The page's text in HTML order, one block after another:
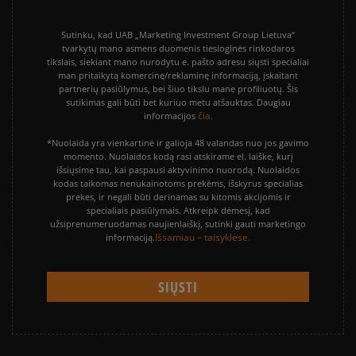
Sutinku, kad UAB „Marketing Investment Group Lietuva“
tvarkytų mano asmens duomenis tiesioginės rinkodaros
tikslais, siekiant mano nurodytu e. pašto adresu siųsti specialiai
man pritaikytą komercinę/reklaminę informaciją, įskaitant
partnerių pasiūlymus, bei šiuo tikslu mane profiliuotų. Šis
sutikimas gali būti bet kuriuo metu atšauktas. Daugiau
informacijos čia.
*Nuolaida yra vienkartinė ir galioja 48 valandas nuo jos gavimo
momento. Nuolaidos kodą rasi atskirame el. laiške, kurį
išsiųsime tau, kai paspausi aktyvinimo nuorodą. Nuolaidos
kodas taikomas nenukainotoms prekėms, išskyrus specialias
prekes, ir negali būti derinamas su kitomis akcijomis ir
specialiais pasiūlymais. Atkreipk dėmesį, kad
užsiprenumeruodamas naujienlaiškį, sutinki gauti marketingo
informaciją.Išsamiau – taisyklėse.